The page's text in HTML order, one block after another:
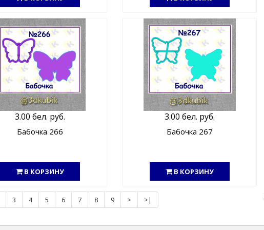
3.00 бел. руб.
Бабочка 266
В КОРЗИНУ
3.00 бел. руб.
Бабочка 267
В КОРЗИНУ
3 4 5 6 7 8 9 > >|